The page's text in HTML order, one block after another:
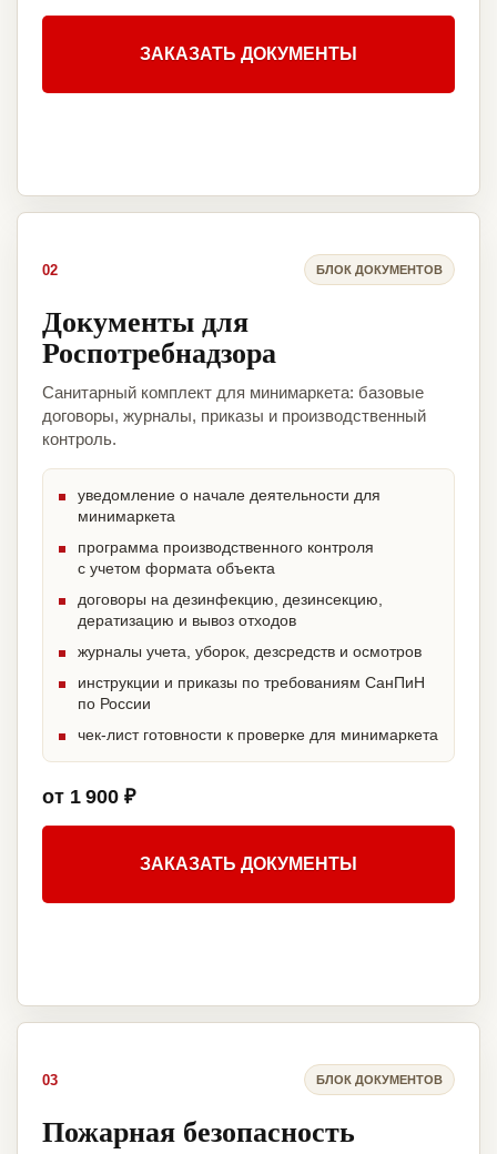
ЗАКАЗАТЬ ДОКУМЕНТЫ
02 БЛОК ДОКУМЕНТОВ
Документы для
Роспотребнадзора
Санитарный комплект для минимаркета: базовые
договоры, журналы, приказы и производственный
контроль.
уведомление о начале деятельности для
минимаркета
программа производственного контроля
с учетом формата объекта
договоры на дезинфекцию, дезинсекцию,
дератизацию и вывоз отходов
журналы учета, уборок, дезсредств и осмотров
инструкции и приказы по требованиям СанПиН
по России
чек-лист готовности к проверке для минимаркета
от 1 900 ₽
ЗАКАЗАТЬ ДОКУМЕНТЫ
03 БЛОК ДОКУМЕНТОВ
Пожарная безопасность